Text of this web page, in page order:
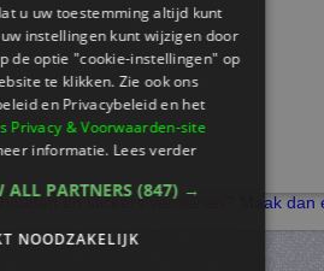
en stickers verdienen? Maak dan
u uw toestemming altijd kunt
instellingen kunt wijzigen door
optie "cookie-instellingen" op
te klikken. Zie ook ons
en Privacybeleid en het
& Voorwaarden-site
informatie.Lees verder
PARTNERS(847) →